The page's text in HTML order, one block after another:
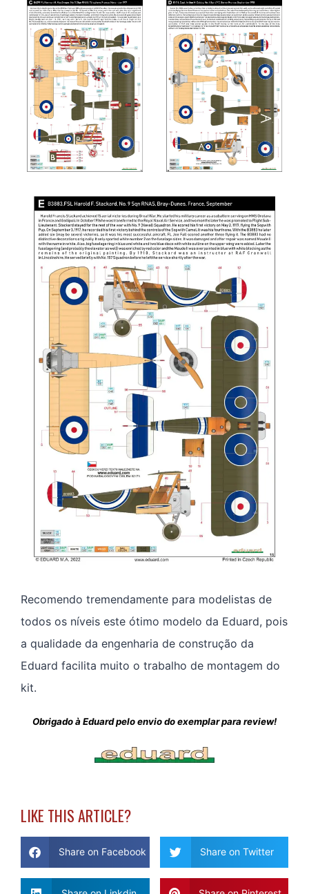
Recomendo tremendamente para modelistas de
todos os níveis este ótimo modelo da Eduard, pois
a qualidade da engenharia de construção da
Eduard facilita muito o trabalho de montagem do
kit.
Obrigado à Eduard pelo envio do exemplar para review!
LIKE THIS ARTICLE?
Share on Facebook Share on Twitter